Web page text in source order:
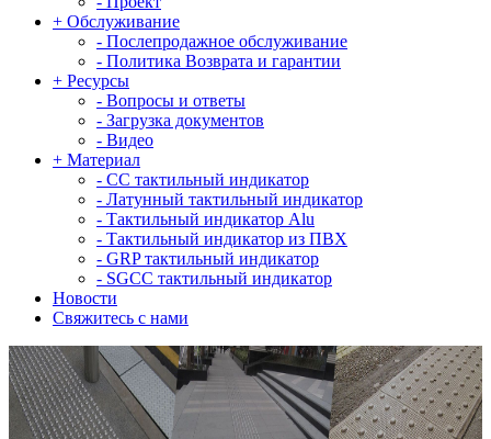
+ Обслуживание
- Послепродажное обслуживание
- Политика Возврата и гарантии
+ Ресурсы
- Вопросы и ответы
- Загрузка документов
- Видео
+ Материал
- СС тактильный индикатор
- Латунный тактильный индикатор
- Тактильный индикатор Alu
- Тактильный индикатор из ПВХ
- GRP тактильный индикатор
- SGCC тактильный индикатор
Новости
Свяжитесь с нами